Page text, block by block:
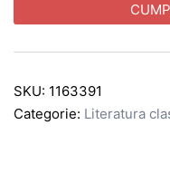
SKU: 1163391
Categorie: Literatura